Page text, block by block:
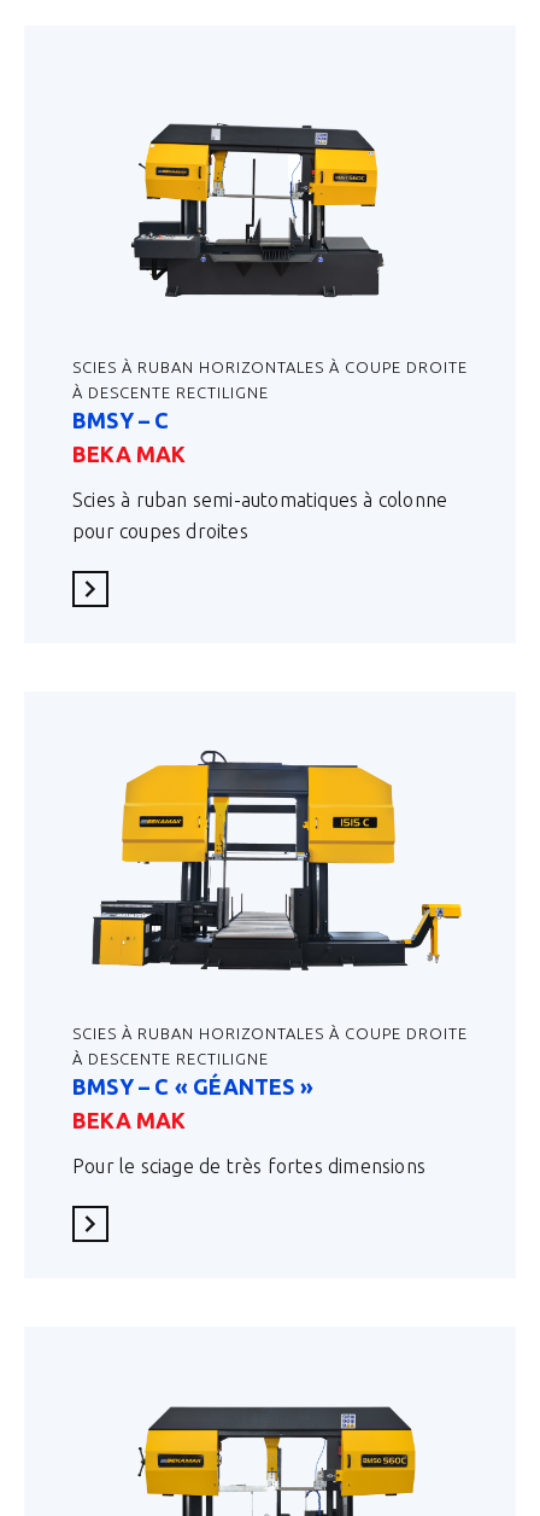
SCIES À RUBAN HORIZONTALES À COUPE DROITE
À DESCENTE RECTILIGNE
BMSY – C
BEKA MAK
Scies à ruban semi-automatiques à colonne
pour coupes droites
En savoir plus
SCIES À RUBAN HORIZONTALES À COUPE DROITE
À DESCENTE RECTILIGNE
BMSY – C « GÉANTES »
BEKA MAK
Pour le sciage de très fortes dimensions
En savoir plus